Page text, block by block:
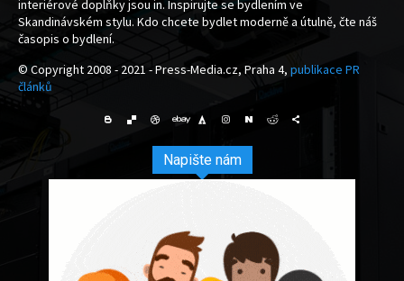
interiérové doplňky jsou in. Inspirujte se bydlením ve
Skandinávském stylu. Kdo chcete bydlet moderně a útulně, čte náš
časopis o bydlení.
© Copyright 2008 - 2021 - Press-Media.cz, Praha 4, publikace PR
článků
Napište nám